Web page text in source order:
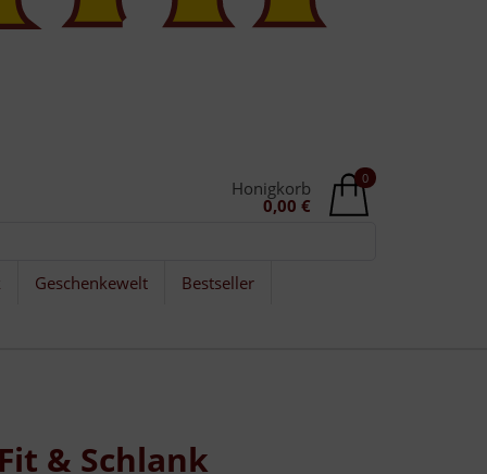
0
Honigkorb
0,00 €
Geschenkewelt
Bestseller
& Schlank